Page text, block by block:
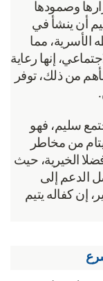
تحتضن أسرة بأكملها، وتساهم في استقرارها وصمودها
أمام تحديات الحياة، هذا العمل يضمن لليتيم أن ينشأ في
حضن أمه، بين إخوته، محافظًا على روابطه الأسرية، مما
ينعكس إيجابًا على استقراره النفسي والاجتماعي، إنها رعاية
متكاملة توفر الغذاء والكساء والتعليم، والأهم من ذلك، توفر
إن دعم الايتام والارامل هو أساس بناء مجتمع سليم، فهو
يحمي الأرملة من ذل السؤال، ويحفظ الأيتام من مخاطر
الشارع، وهذا هو النهج الذي تتبعه جمعية فضلا الخيرية، حيث
تضمن من خلال برامجها المدروسة أن يصل الدعم إلى
مستحقيه، محققًا بذلك أسمى معاني الخير، إن كفاله يتيم